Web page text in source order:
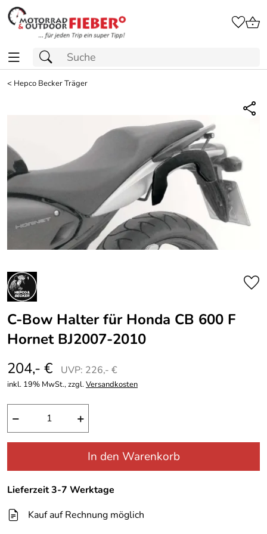
< Hepco Becker Träger
C-Bow Halter für Honda CB 600 F
Hornet BJ2007-2010
204,- €
UVP: 226,- €
inkl. 19% MwSt., zzgl.Versandkosten
− +
In den Warenkorb
Lieferzeit 3-7 Werktage
Kauf auf Rechnung möglich